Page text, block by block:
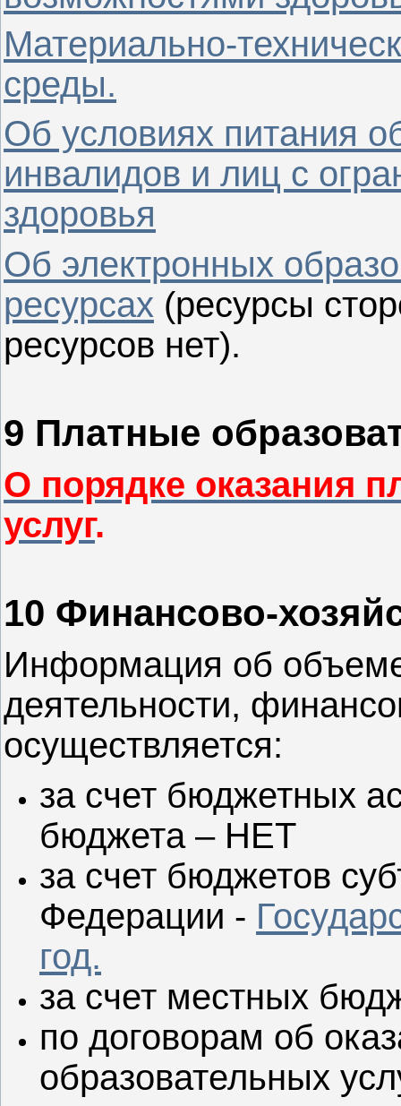
Материально-
среды.
Об условиях питания
инвалидов и лиц с
здоровья
Об электронных
ресурсах (ресурсы
ресурсов нет).
9 Платные
О порядке оказания
услуг.
10 Финансово-
Информация об
деятельности,
осуществляется:
за счет бюджетных
бюджета – НЕТ
за счет бюджетов
Федерации -
год.
за счет местных
по договорам об
образовательных